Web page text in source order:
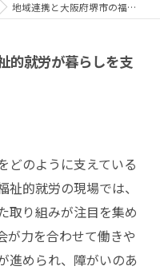
地域連携と大阪府堺市の福祉的就労が暮らしを支えるしくみを徹底解説
的就労が暮らしを支
どのように支えている
的就労の現場では、
取り組みが注目を集め
が力を合わせて働きや
進められ、障がいのあ